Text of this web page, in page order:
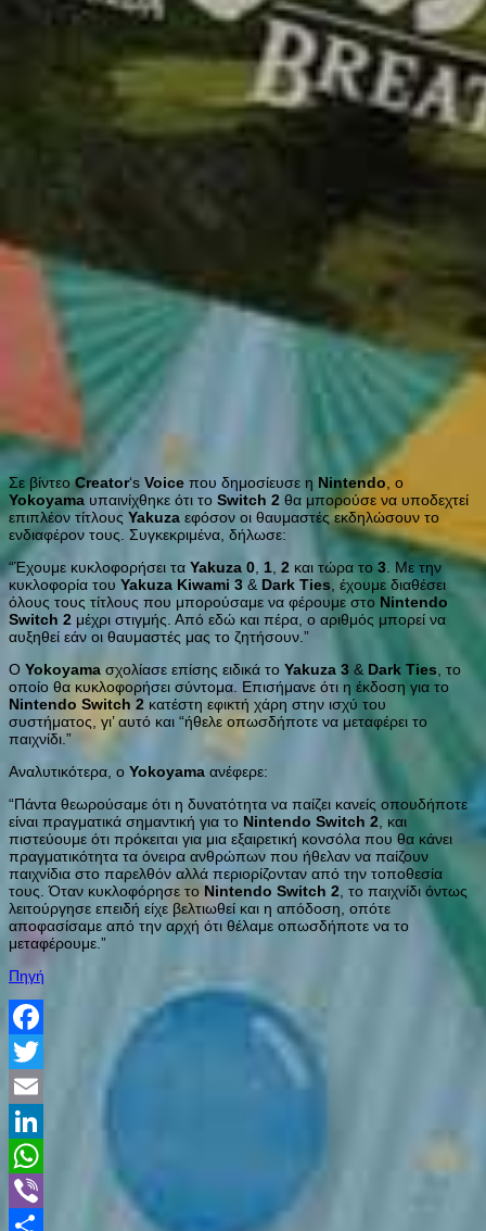
Σε βίντεοCreator‘s Voice που δημοσίευσε η Nintendo , ο
Yokoyama υπαινίχθηκε ότι το Switch 2 θα μπορούσε να υποδεχτεί
επιπλέον τίτλους Yakuza εφόσον οι θαυμαστές εκδηλώσουν το
ενδιαφέρον τους. Συγκεκριμένα, δήλωσε:
“Έχουμε κυκλοφορήσει τα Yakuza 0 1 2 και τώρα το 3 . Με την
κυκλοφορία του Yakuza Kiwami 3 & Dark Ties , έχουμε διαθέσει
όλους τους τίτλους που μπορούσαμε να φέρουμε στο Nintendo
Switch 2 μέχρι στιγμής. Από εδώ και πέρα, ο αριθμός μπορεί να
αυξηθεί εάν οι θαυμαστές μας το ζητήσουν.”
Ο Yokoyama σχολίασε επίσης ειδικά το Yakuza 3 & Dark Ties , το
οποίο θα κυκλοφορήσει σύντομα. Επισήμανε ότι η έκδοση για το
Nintendo Switch 2 κατέστη εφικτή χάρη στην ισχύ του
συστήματος, γι’ αυτό και “ήθελε οπωσδήποτε να μεταφέρει το
παιχνίδι.”
Αναλυτικότερα, ο Yokoyama ανέφερε:
“Πάντα θεωρούσαμε ότι η δυνατότητα να παίζει κανείς οπουδήποτε
είναι πραγματικά σημαντική για το Nintendo Switch 2 , και
πιστεύουμε ότι πρόκειται για μια εξαιρετική κονσόλα που θα κάνει
πραγματικότητα τα όνειρα ανθρώπων που ήθελαν να παίζουν
παιχνίδια στο παρελθόν αλλά περιορίζονταν από την τοποθεσία
τους. Όταν κυκλοφόρησε το Nintendo Switch 2 , το παιχνίδι όντως
λειτούργησε επειδή είχε βελτιωθεί και η απόδοση, οπότε
αποφασίσαμε από την αρχή ότι θέλαμε οπωσδήποτε να το
μεταφέρουμε.”
Πηγή
Facebook
Twitter
Email
LinkedIn
WhatsApp
Viber